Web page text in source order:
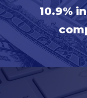
10.9%